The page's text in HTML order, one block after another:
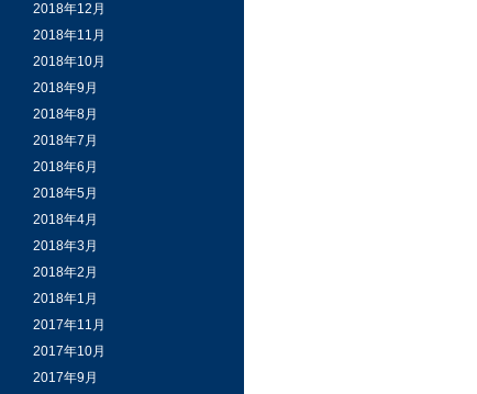
2018年12月
2018年11月
2018年10月
2018年9月
2018年8月
2018年7月
2018年6月
2018年5月
2018年4月
2018年3月
2018年2月
2018年1月
2017年11月
2017年10月
2017年9月